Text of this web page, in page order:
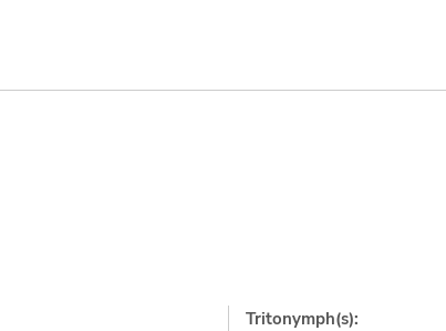
Tritonymph(s):